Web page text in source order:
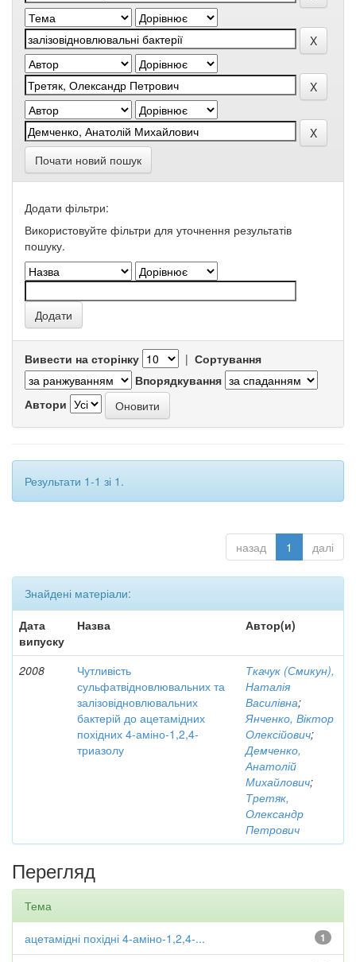
Почати новий пошук
Додати фільтри:
Використовуйте фільтри для уточнення результатів
пошуку.
Вивести на сторінку | Сортування
Впорядкування
Автори
Результати 1-1 зі 1.
назад 1 далі
Знайдені матеріали:
Дата
випуску
Назва Автор(и)
2008
Чутливість
сульфатвідновлювальних та
залізовідновлювальних
бактерій до ацетамідних
похідних 4-аміно-1,2,4-
триазолу
Ткачук (Смикун),
Наталія
Василівна;
Янченко, Віктор
Олексійович;
Демченко,
Анатолій
Михайлович;
Третяк,
Олександр
Петрович
Перегляд
Тема
1
ацетамідні похідні 4-аміно-1,2,4-...